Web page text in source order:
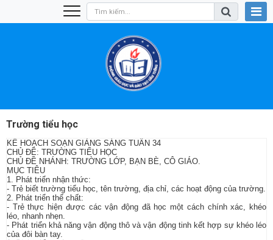
Trường tiểu học
KẾ HOẠCH SOẠN GIẢNG SÁNG TUẦN 34
CHỦ ĐỀ: TRƯỜNG TIỂU HỌC
CHỦ ĐỀ NHÁNH: TRƯỜNG LỚP, BẠN BÈ, CÔ GIÁO.
MỤC TIÊU
1. Phát triển nhận thức:
- Trẻ biết trường tiểu học, tên trường, địa chỉ, các hoạt động của trường.
2. Phát triển thể chất:
- Trẻ thực hiện được các vận động đã học một cách chính xác, khéo
léo, nhanh nhẹn.
- Phát triển khả năng vận động thô và vận động tinh kết hợp sự khéo léo
của đôi bàn tay.